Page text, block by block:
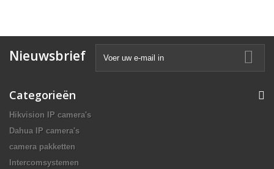
Nieuwsbrief
Categorieën
Hikvision IP camera's
Dahua IP camera's
camera pakketten
Intercomsystemen